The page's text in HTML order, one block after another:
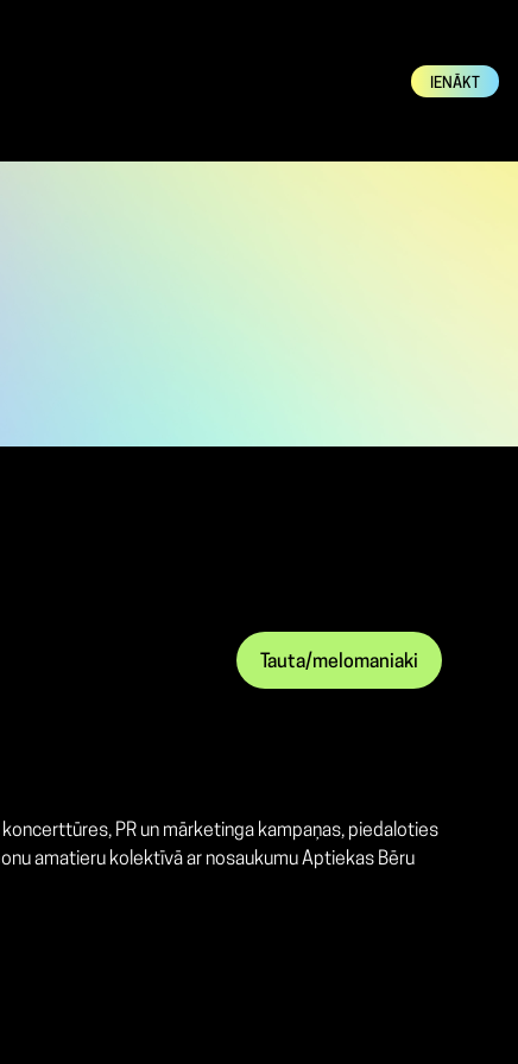
IENĀKT
Tauta/melomaniaki
PR un mārketinga kampaņas, piedaloties
amatieru kolektīvā ar nosaukumu Aptiekas Bēru